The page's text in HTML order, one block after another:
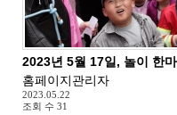
2023년 5월 17일, 놀이 한
홈페이지관리자
2023.05.22
조회 수 31